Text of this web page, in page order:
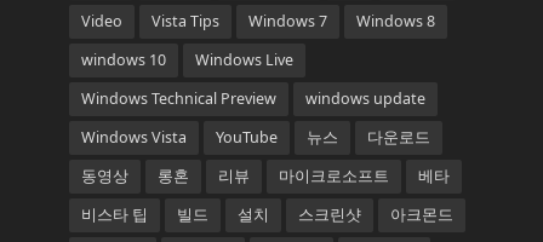
Video
Vista Tips Windows 7
Windows 8
windows 10
Windows Live
Windows Technical Preview
windows update
Windows Vista
YouTube 뉴스
다운로드
동영상
롱혼 리뷰 마이크로소프트
베타
비스타 팁
빌드 설치 스크린샷
아크몬드